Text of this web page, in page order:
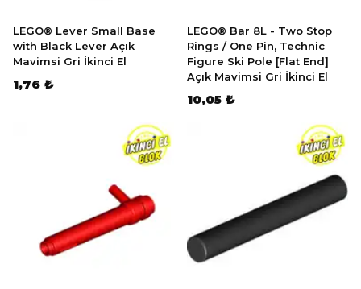
LEGO® Lever Small Base
with Black Lever Açık
Mavimsi Gri İkinci El
1,76 ₺
LEGO® Bar 8L - Two Stop
Rings / One Pin, Technic
Figure Ski Pole [Flat End]
Açık Mavimsi Gri İkinci El
10,05 ₺